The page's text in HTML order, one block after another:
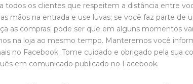
todos os clientes que respeitem a distância entre
mãos na entrada e use luvas; se você faz parte de
as compras; pode ser que em alguns momentos
na loja ao mesmo tempo. Manteremos você
no Facebook. Tome cuidado e obrigado pela sua
em comunicado publicado no Facebook.